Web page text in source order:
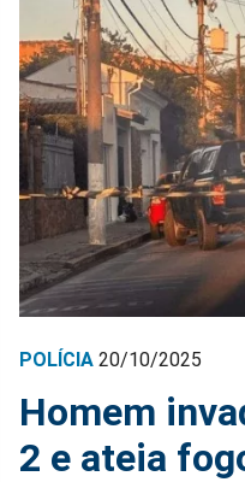
POLÍCIA 20/10/2025
Homem
2 e ateia